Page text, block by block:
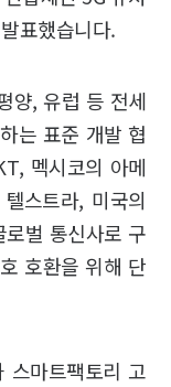
표했습니다.
양, 유럽 등 전세
는 표준 개발 협
멕시코의 아메
스트라, 미국의
벌 통신사로 구
호환을 위해 단
스마트팩토리 고